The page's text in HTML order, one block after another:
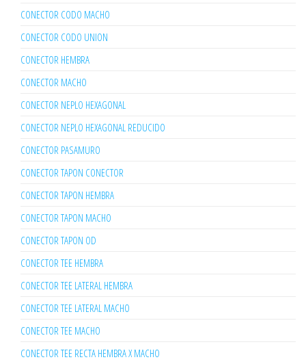
CONECTOR CODO MACHO
CONECTOR CODO UNION
CONECTOR HEMBRA
CONECTOR MACHO
CONECTOR NEPLO HEXAGONAL
CONECTOR NEPLO HEXAGONAL REDUCIDO
CONECTOR PASAMURO
CONECTOR TAPON CONECTOR
CONECTOR TAPON HEMBRA
CONECTOR TAPON MACHO
CONECTOR TAPON OD
CONECTOR TEE HEMBRA
CONECTOR TEE LATERAL HEMBRA
CONECTOR TEE LATERAL MACHO
CONECTOR TEE MACHO
CONECTOR TEE RECTA HEMBRA X MACHO